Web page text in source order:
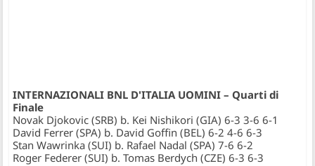
INTERNAZIONALI BNL D'ITALIA UOMINI – Quarti di
Finale
Novak Djokovic (SRB) b. Kei Nishikori (GIA) 6-3 3-6 6-1
David Ferrer (SPA) b. David Goffin (BEL) 6-2 4-6 6-3
Stan Wawrinka (SUI) b. Rafael Nadal (SPA) 7-6 6-2
Roger Federer (SUI) b. Tomas Berdych (CZE) 6-3 6-3